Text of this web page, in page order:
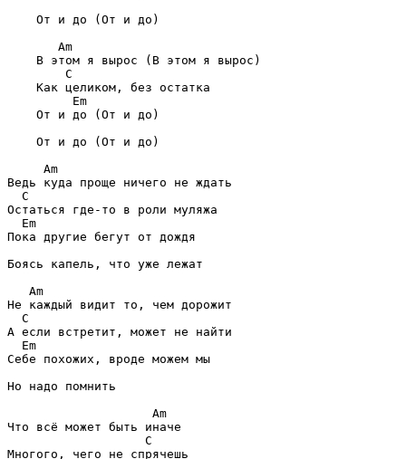
    От и до (От и до)
   Am
    В этом я вырос (В этом я вырос)
    C
    Как целиком, без остатка
     Em
    От и до (От и до)
    От и до (От и до)
     Am
  C
  Em
Пока другие бегут от дождя
Боясь капель, что уже лежат
   Am
  C
  Em
Себе похожих, вроде можем мы
Но надо помнить
                    Am
                   C